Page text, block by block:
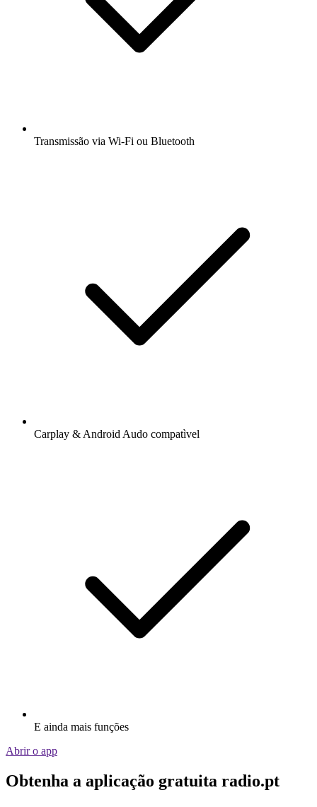
Transmissão via Wi-Fi ou Bluetooth
Carplay & Android Audo compatìvel
E ainda mais funções
Abrir o app
Obtenha a aplicação gratuita radio.pt